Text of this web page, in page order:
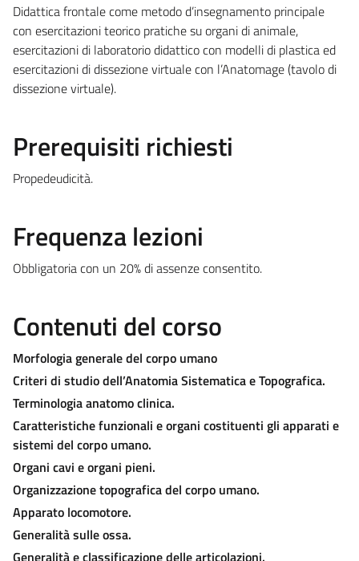
Didattica frontale come metodo d’insegnamento principale
con esercitazioni teorico pratiche su organi di animale,
esercitazioni di laboratorio didattico con modelli di plastica ed
esercitazioni di dissezione virtuale con l’Anatomage (tavolo di
dissezione virtuale).
Prerequisiti richiesti
Propedeudicità.
Frequenza lezioni
Obbligatoria con un 20% di assenze consentito.
Contenuti del corso
Morfologia generale del corpo umano
Criteri di studio dell’Anatomia Sistematica e Topografica.
Terminologia anatomo clinica.
Caratteristiche funzionali e organi costituenti gli apparati e
sistemi del corpo umano.
Organi cavi e organi pieni.
Organizzazione topografica del corpo umano.
Apparato locomotore.
Generalità sulle ossa.
Generalità e classificazione delle articolazioni.